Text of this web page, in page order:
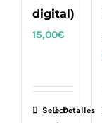
digital)
15,00€
SelectDetalles